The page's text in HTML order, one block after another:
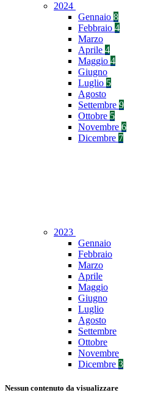
2024
Gennaio 8
Febbraio 4
Marzo
Aprile 4
Maggio 4
Giugno
Luglio 5
Agosto
Settembre 9
Ottobre 5
Novembre 6
Dicembre 7
2023
Gennaio
Febbraio
Marzo
Aprile
Maggio
Giugno
Luglio
Agosto
Settembre
Ottobre
Novembre
Dicembre 3
Nessun contenuto da visualizzare